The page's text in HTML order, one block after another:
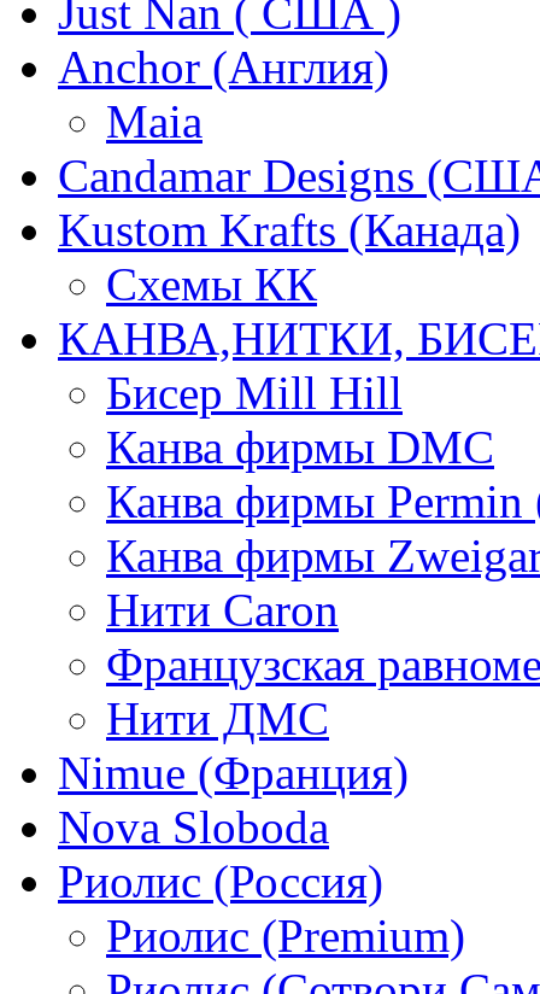
Just Nan ( США )
Anchor (Англия)
Maia
Candamar Designs
Kustom Krafts (Канада)
Схемы КК
КАНВА,НИТКИ,
Бисер Mill Hill
Канва фирмы DMC
Канва фирмы Permin
Канва фирмы
Нити Caron
Французская
Нити ДМС
Nimue (Франция)
Nova Sloboda
Риолис (Россия)
Риолис (Premium)